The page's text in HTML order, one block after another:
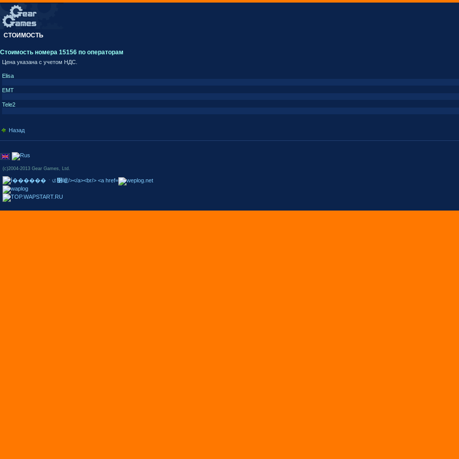
СТОИМОСТЬ
Стоимость номера 15156 по операторам
Цена указана с учетом НДС.
Elisa
EMT
Tele2
Назад
(c)2004-2013 Gear Games, Ltd.